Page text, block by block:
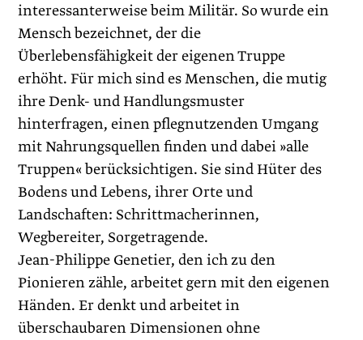
interessanterweise beim Militär. So wurde ein
Mensch bezeichnet, der die
Überlebensfähigkeit der eigenen Truppe
erhöht. Für mich sind es Menschen, die mutig
ihre Denk- und Handlungsmuster
hinterfragen, einen pflegnutzenden Umgang
mit Nahrungsquellen finden und dabei »alle
Truppen« berücksichtigen. Sie sind Hüter des
Bodens und Lebens, ihrer Orte und
Landschaften: Schrittmacherinnen,
Wegbereiter, Sorgetragende.
Jean-Philippe Genetier, den ich zu den
Pionieren zähle, ­arbeitet gern mit den eigenen
Händen. Er denkt und arbeitet in
überschaubaren Dimensionen ohne